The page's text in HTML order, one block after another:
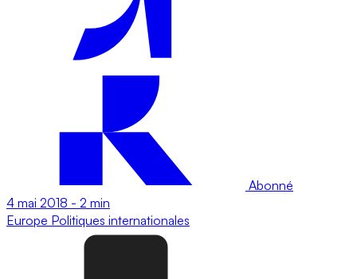
Abonné
4 mai 2018 - 2 min
Europe Politiques internationales